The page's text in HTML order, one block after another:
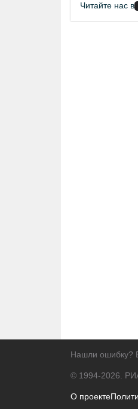
Читайте нас в
Нашли ошибку?
© 1994-2026.
О проекте